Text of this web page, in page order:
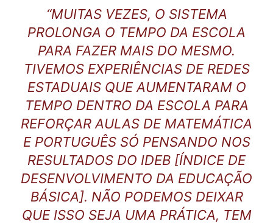
“MUITAS VEZES, O SISTEMA
PROLONGA O TEMPO DA ESCOLA
PARA FAZER MAIS DO MESMO.
TIVEMOS EXPERIÊNCIAS DE REDES
ESTADUAIS QUE AUMENTARAM O
TEMPO DENTRO DA ESCOLA PARA
REFORÇAR AULAS DE MATEMÁTICA
E PORTUGUÊSSÓ PENSANDO NOS
RESULTADOS DO IDEB [ÍNDICE DE
DESENVOLVIMENTO DA EDUCAÇÃO
BÁSICA]. NÃO PODEMOS DEIXAR
QUE ISSO SEJA UMA PRÁTICA, TEM